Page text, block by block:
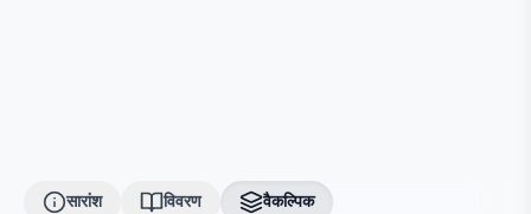
सारांश विवरण वैकल्पिक